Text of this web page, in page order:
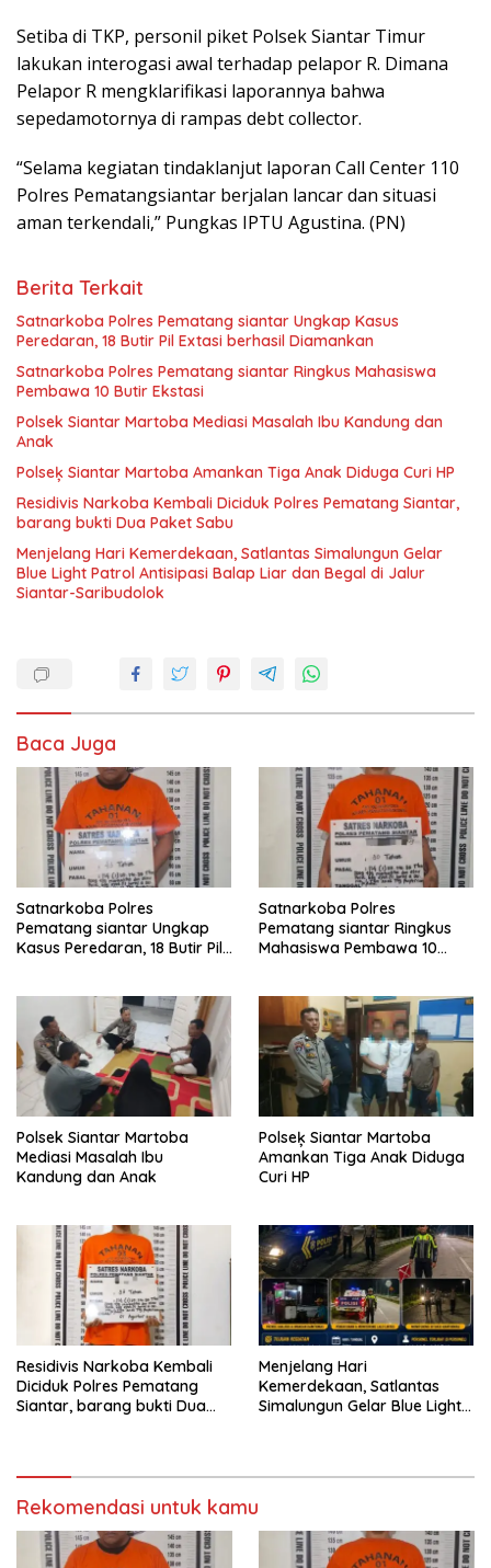
Setiba di TKP, personil piket Polsek Siantar Timur
lakukan interogasi awal terhadap pelapor R. Dimana
Pelapor R mengklarifikasi laporannya bahwa
sepedamotornya di rampas debt collector.
“Selama kegiatan tindaklanjut laporan Call Center 110
Polres Pematangsiantar berjalan lancar dan situasi
aman terkendali,” Pungkas IPTU Agustina. (PN)
Berita Terkait
Satnarkoba Polres Pematang siantar Ungkap Kasus
Peredaran, 18 Butir Pil Extasi berhasil Diamankan
Satnarkoba Polres Pematang siantar Ringkus Mahasiswa
Pembawa 10 Butir Ekstasi
Polsek Siantar Martoba Mediasi Masalah Ibu Kandung dan
Anak
Polseķ Siantar Martoba Amankan Tiga Anak Diduga Curi HP
Residivis Narkoba Kembali Diciduk Polres Pematang Siantar,
barang bukti Dua Paket Sabu
Menjelang Hari Kemerdekaan, Satlantas Simalungun Gelar
Blue Light Patrol Antisipasi Balap Liar dan Begal di Jalur
Siantar-Saribudolok
Baca Juga
Satnarkoba Polres
Pematang siantar Ungkap
Kasus Peredaran, 18 Butir Pil
Satnarkoba Polres
Pematang siantar Ringkus
Mahasiswa Pembawa 10
Polsek Siantar Martoba
Mediasi Masalah Ibu
Kandung dan Anak
Polseķ Siantar Martoba
Amankan Tiga Anak Diduga
Curi HP
Residivis Narkoba Kembali
Diciduk Polres Pematang
Siantar, barang bukti Dua
Menjelang Hari
Kemerdekaan, Satlantas
Simalungun Gelar Blue Light
Rekomendasi untuk kamu